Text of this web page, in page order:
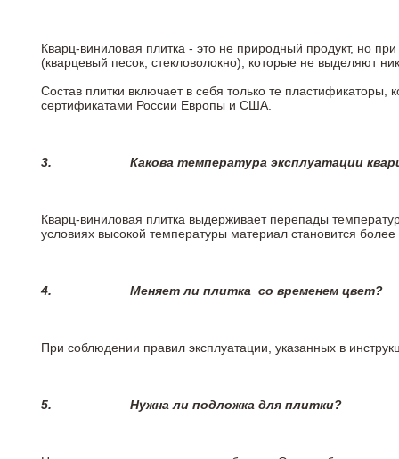
Кварц-виниловая плитка - это не природный продукт, но
(кварцевый песок, стекловолокно), которые не выделяют
Состав плитки включает в себя только те
сертификатами России Европы и США.
3. Какова температура эксплуатации
Кварц-виниловая плитка выдерживает перепады
условиях высокой температуры материал становится
4. Меняет ли плитка со временем цвет?
При соблюдении правил эксплуатации, указанных в
5. Нужна ли подложка для плитки?